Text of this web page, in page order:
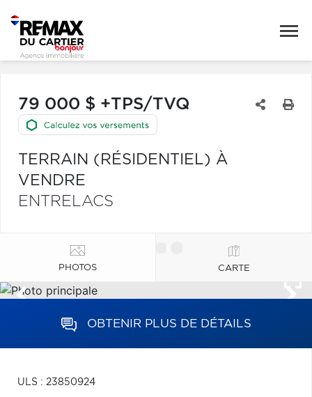
79 000 $ +TPS/TVQ
TERRAIN (RÉSIDENTIEL) À
VENDRE
ENTRELACS
PHOTOS CARTE
OBTENIR PLUS DE DÉTAILS
ULS : 23850924